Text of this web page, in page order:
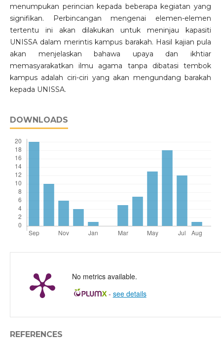
menumpukan perincian kepada beberapa kegiatan yang
signifikan. Perbincangan mengenai elemen-elemen
tertentu ini akan dilakukan untuk meninjau kapasiti
UNISSA dalam merintis kampus barakah. Hasil kajian pula
akan menjelaskan bahawa upaya dan ikhtiar
memasyarakatkan ilmu agama tanpa dibatasi tembok
kampus adalah ciri-ciri yang akan mengundang barakah
kepada UNISSA.
DOWNLOADS
No metrics available.
- see details
REFERENCES